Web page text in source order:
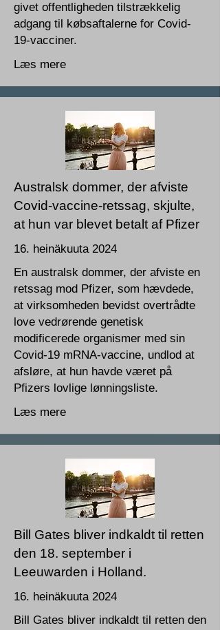
givet offentligheden tilstrækkelig
adgang til købsaftalerne for Covid-
19-vacciner.
Læs mere
Australsk dommer, der afviste
Covid-vaccine-retssag, skjulte,
at hun var blevet betalt af Pfizer
16. heinäkuuta 2024
En australsk dommer, der afviste en
retssag mod Pfizer, som hævdede,
at virksomheden bevidst overtrådte
love vedrørende genetisk
modificerede organismer med sin
Covid-19 mRNA-vaccine, undlod at
afsløre, at hun havde været på
Pfizers lovlige lønningsliste.
Læs mere
Bill Gates bliver indkaldt til retten
den 18. september i
Leeuwarden i Holland.
16. heinäkuuta 2024
Bill Gates bliver indkaldt til retten den